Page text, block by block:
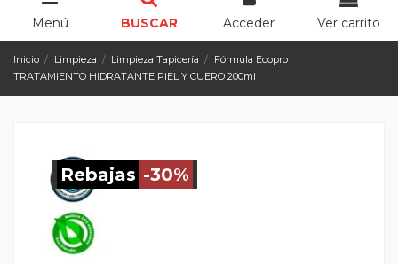
Menú BUSCAR Acceder Ver carrito
Inicio Limpieza Limpieza Tapicería
Fórmula Ecopro
TRATAMIENTO HIDRATANTE PIEL Y CUERO 200ml
Rebajas -30%